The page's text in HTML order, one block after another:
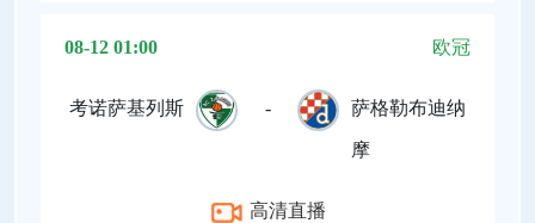
08-12 01:00 欧冠
考诺萨基列斯 - 萨格勒布迪纳
摩
高清直播